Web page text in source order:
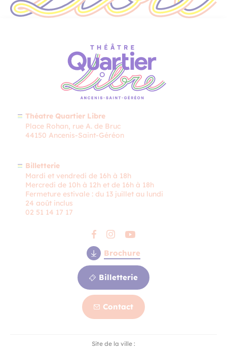
Théatre Quartier Libre
Place Rohan, rue A. de Bruc
44150 Ancenis-Saint-Géréon
Billetterie
Mardi et vendredi de 16h à 18h
Mercredi de 10h à 12h et de 16h à 18h
Fermeture estivale : du 13 juillet au lundi
24 août inclus
02 51 14 17 17
Brochure
Billetterie
Contact
Site de la ville :